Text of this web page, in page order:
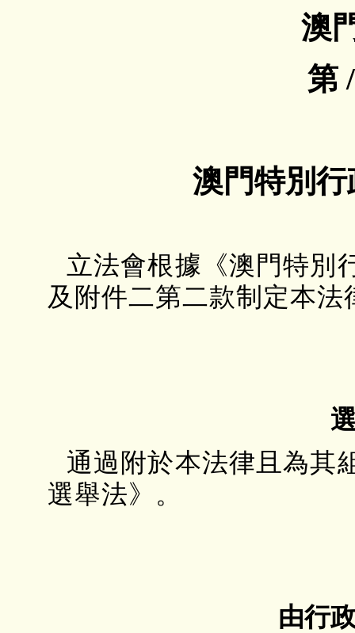
澳
第
澳門特別
立法會根據《澳門特別
及附件二第二款制定本法
通過附於本法律且為其
選舉法》。
由行